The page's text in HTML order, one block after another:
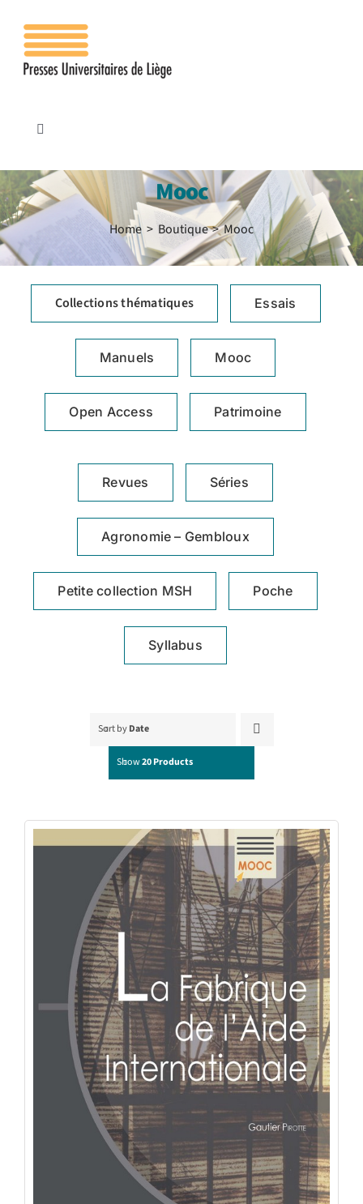
contenu
Toggle
Accueil
Les presses
Mooc
Home Boutique Mooc
Collections thématiques Essais
Manuels Mooc
Open Access Patrimoine
Revues Séries
Agronomie – Gembloux
Petite collection MSH Poche
Syllabus
Sort byDate
Show20 Products